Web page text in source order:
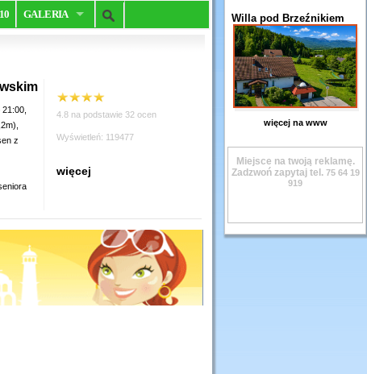
GALERIA
z
4.8 na podstawie 32 ocen
Wyświetleń: 119477
więcej
Willa pod Brzeźnikiem
więcej na www
Miejsce na twoją reklamę.
Zadzwoń zapytaj tel. 75 64 19
919